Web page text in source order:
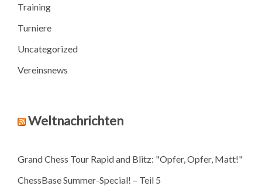
Training
Turniere
Uncategorized
Vereinsnews
Weltnachrichten
Grand Chess Tour Rapid and Blitz: "Opfer, Opfer, Matt!"
ChessBase Summer-Special! – Teil 5